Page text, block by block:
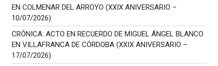
EN COLMENAR DEL ARROYO (XXIX ANIVERSARIO –
10/07/2026)
CRÓNICA: ACTO EN RECUERDO DE MIGUEL ÁNGEL BLANCO
EN VILLAFRANCA DE CÓRDOBA (XXIX ANIVERSARIO –
17/07/2026)